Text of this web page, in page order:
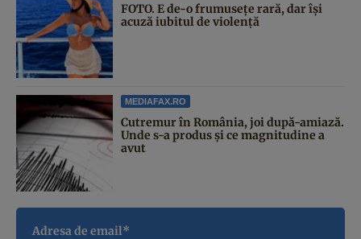
FOTO. E de-o frumusețe rară, dar își
acuză iubitul de violență
MEDIAFAX.RO
Cutremur în România, joi după-amiază.
Unde s-a produs și ce magnitudine a
avut
Adresa de email*